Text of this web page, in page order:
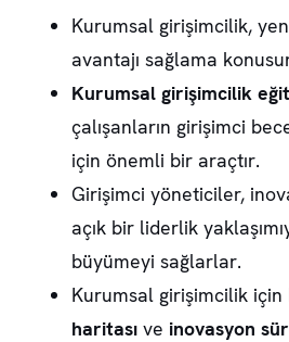
Kurumsal girişimcilik,
avantajı sağlama
Kurumsal girişimcilik
çalışanların girişimci
için önemli bir araçtır.
Girişimci yöneticiler,
açık bir liderlik
büyümeyi sağlarlar.
Kurumsal girişimcilik
haritası ve inovasyon